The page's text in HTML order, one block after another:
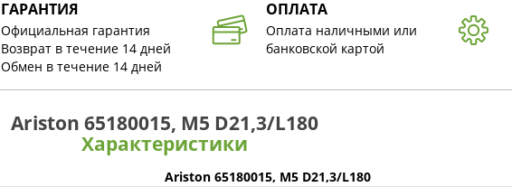
ГАРАНТИЯ
Официальная гарантия
Возврат в течение 14 дней
Обмен в течение 14 дней
ОПЛАТА
Оплата наличными или
банковской картой
Ariston 65180015, M5 D21,3/L180
Характеристики
Ariston 65180015, M5 D21,3/L180